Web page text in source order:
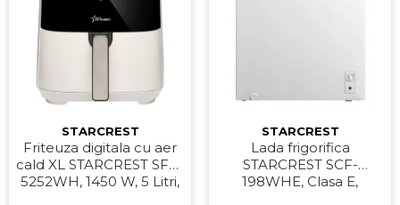
STARCREST
Friteuza digitala cu aer
cald XL STARCREST SFR-
5252WH, 1450 W, 5 Litri,
STARCREST
Lada frigorifica
STARCREST SCF-
198WHE, Clasa E,